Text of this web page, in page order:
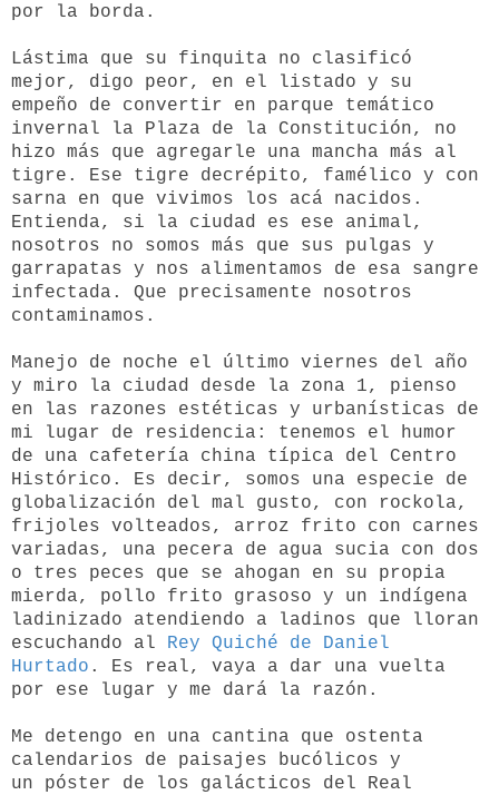
por la borda.
Lástima que su finquita no clasificó
mejor, digo peor, en el listado y su
empeño de convertir en parque temático
invernal la Plaza de la Constitución, no
hizo más que agregarle una mancha más al
tigre. Ese tigre decrépito, famélico y con
sarna en que vivimos los acá nacidos.
Entienda, si la ciudad es ese animal,
nosotros no somos más que sus pulgas y
garrapatas y nos alimentamos de esa sangre
infectada. Que precisamente nosotros
contaminamos.
Manejo de noche el último viernes del año
y miro la ciudad desde la zona 1, pienso
en las razones estéticas y urbanísticas de
mi lugar de residencia: tenemos el humor
de una cafetería china típica del Centro
Histórico. Es decir, somos una especie de
globalización del mal gusto, con rockola,
frijoles volteados, arroz frito con carnes
variadas, una pecera de agua sucia con dos
o tres peces que se ahogan en su propia
mierda, pollo frito grasoso y un indígena
ladinizado atendiendo a ladinos que lloran
escuchando al
Rey Quiché de Daniel
Hurtado . Es real, vaya a dar una vuelta
por ese lugar y me dará la razón.
Me detengo en una cantina que ostenta
calendarios de paisajes bucólicos y
un póster de los galácticos del Real